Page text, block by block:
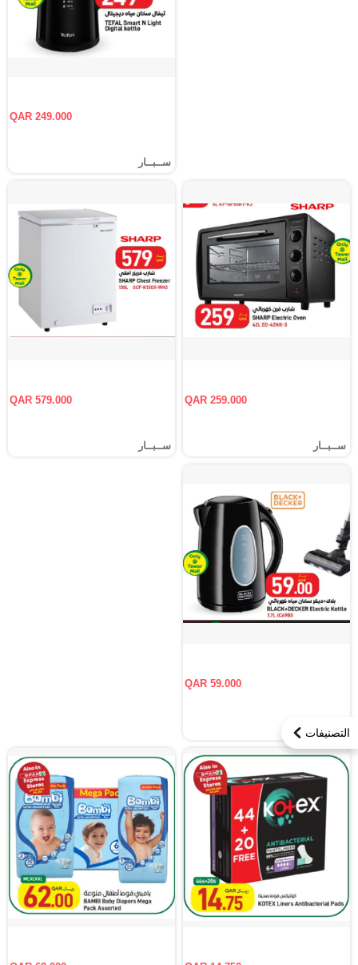
التصنيفات
QAR 249.000
ســبــار
QAR 259.000
ســبــار
QAR 579.000
ســبــار
QAR 59.000
ســبــار